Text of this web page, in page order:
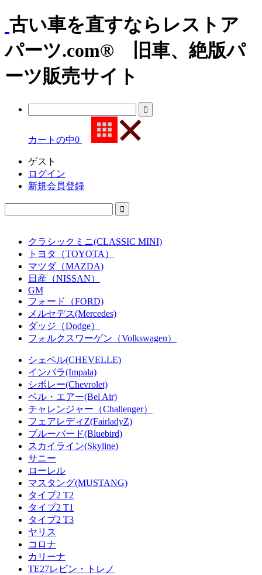
古い車を直すならレストア
パーツ.com® 旧車、絶版パ
ーツ販売サイト
カートの中0
ゲスト
ログイン
新規会員登録
クラシックミニ(CLASSIC MINI)
トヨタ（TOYOTA）
マツダ（MAZDA)
日産（NISSAN）
GM
フォード（FORD)
メルセデス(Mercedes)
ダッジ（Dodge）
フォルクスワーゲン（Volkswagen）
シェベル(CHEVELLE)
インパラ(Impala)
シボレー(Chevrolet)
ベル・エアー(Bel Air)
チャレンジャー（Challenger）
フェアレディZ(FairladyZ)
ブルーバード(Bluebird)
スカイライン(Skyline)
サニー
ローレル
マスタング(MUSTANG)
タイプ2 T2
タイプ2 T1
タイプ2 T3
ヤリス
コロナ
カリーナ
TE27レビン・トレノ